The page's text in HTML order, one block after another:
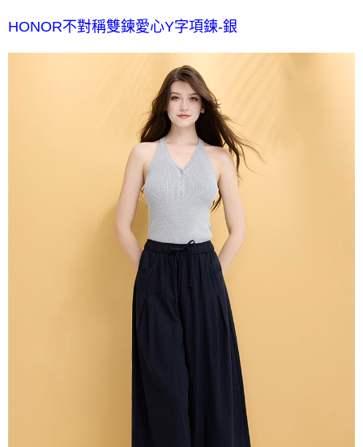
流費
HONOR不對稱雙鍊愛心Y字項鍊-銀